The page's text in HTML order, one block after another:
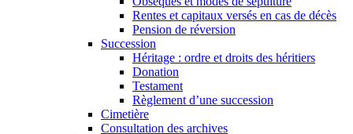
Rentes et capitaux versés en cas de décès
Pension de réversion
Succession
Héritage : ordre et droits des héritiers
Donation
Testament
Règlement d’une succession
Cimetière
Consultation des archives